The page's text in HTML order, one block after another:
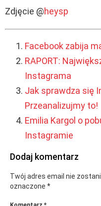
Zdjęcie @heysp
Facebook zabija
RAPORT:
Instagrama
Jak sprawdza się
Przeanalizujmy to!
Emilia Kargol o
Instagramie
Dodaj komentarz
Twój adres email nie
oznaczone *